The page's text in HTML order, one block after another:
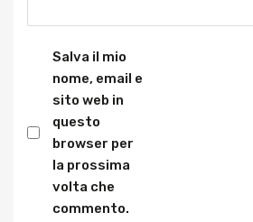
Salva il mio
nome, email e
sito web in
questo
browser per
la prossima
volta che
commento.